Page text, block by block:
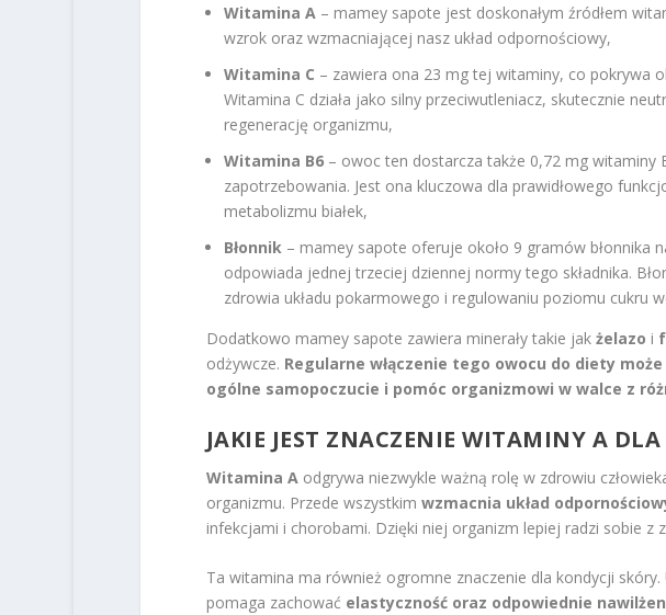
Witamina A– mamey sapote jest doskonałym źródłem
wzrok oraz wzmacniającej nasz układ odpornościowy,
Witamina C – zawiera ona 23 mg tej witaminy, co pokrywa
Witamina C działa jako silny przeciwutleniacz, skutecznie
regenerację organizmu,
Witamina B6– owoc ten dostarcza także 0,72 mg witaminy
zapotrzebowania. Jest ona kluczowa dla prawidłowego
metabolizmu białek,
Błonnik – mamey sapote oferuje około 9 gramów błonnika
odpowiada jednej trzeciej dziennej normy tego składnika.
zdrowia układu pokarmowego i regulowaniu poziomu cukru
Dodatkowo mamey sapote zawiera minerały takie jak żelazo i
odżywcze. Regularne włączenie tego owocu do diety
ogólne samopoczucie i pomóc organizmowi w walce z
JAKIE JEST ZNACZENIE WITAMINY A
Witamina Aodgrywa niezwykle ważną rolę w zdrowiu
organizmu. Przede wszystkim wzmacnia układ
infekcjami i chorobami. Dzięki niej organizm lepiej radzi sobie z
Ta witamina ma również ogromne znaczenie dla kondycji
pomaga zachować elastyczność oraz odpowiednie